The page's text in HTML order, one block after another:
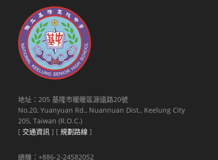
地址：205 基隆市暖暖區源遠路20號
No.20, Yuanyuan Rd., Nuannuan Dist., Keelung City
205, Taiwan (R.O.C.)
[ 交通資訊 ] [規劃路線 ]
總機：+886-2-24582052